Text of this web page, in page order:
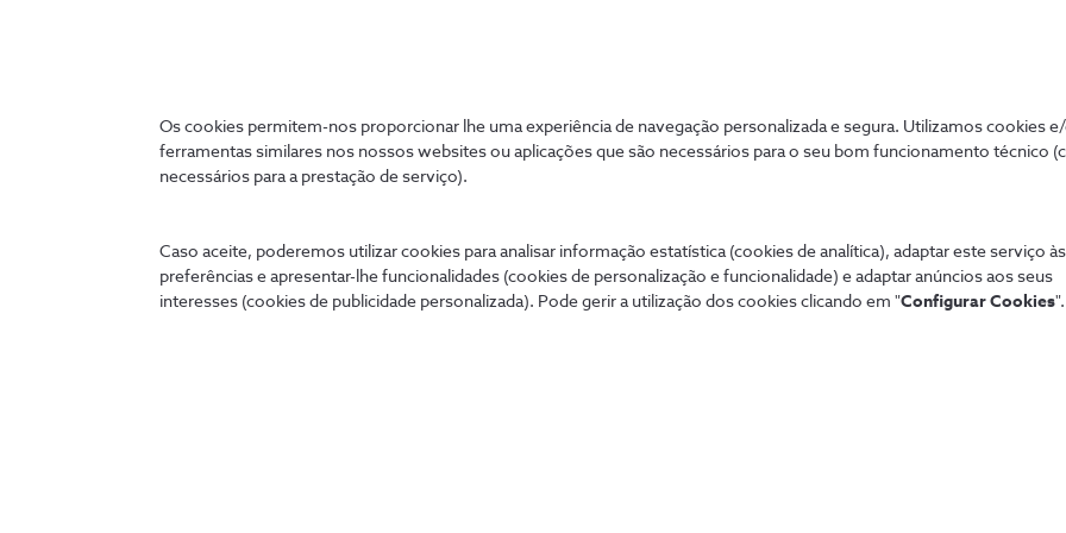
Os cookies permitem-nos proporcionar lhe uma experiência de navegação personalizada e segura. Utilizamos cookies
ferramentas similares nos nossos websites ou aplicações que são necessários para o seu bom funcionamento técnico
necessários para a prestação de serviço).
Caso aceite, poderemos utilizar cookies para analisar informação estatística (cookies de analítica), adaptar este serviço
preferências e apresentar-lhe funcionalidades (cookies de personalização e funcionalidade) e adaptar anúncios aos seus
interesses (cookies de publicidade personalizada). Pode gerir a utilização dos cookies clicando em "Configurar Cookies".
Ligados 24 horas
A qualquer hora e onde quer que estejas, podes tratar de tudo de forma
my.nos.pt App NOS
Mais procurados
Securitas
Pacotes NOS
Tarifários 5G
fixa